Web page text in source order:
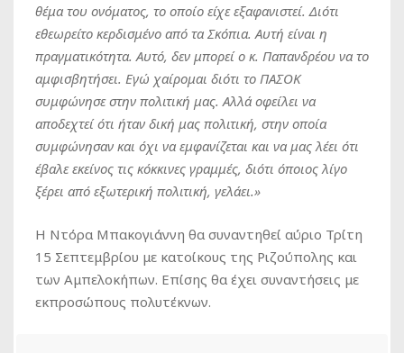
θέμα του ονόματος, το οποίο είχε εξαφανιστεί. Διότι
εθεωρείτο κερδισμένο από τα Σκόπια. Αυτή είναι η
πραγματικότητα. Αυτό, δεν μπορεί ο κ. Παπανδρέου να το
αμφισβητήσει. Εγώ χαίρομαι διότι το ΠΑΣΟΚ
συμφώνησε στην πολιτική μας. Αλλά οφείλει να
αποδεχτεί ότι ήταν δική μας πολιτική, στην οποία
συμφώνησαν και όχι να εμφανίζεται και να μας λέει ότι
έβαλε εκείνος τις κόκκινες γραμμές, διότι όποιος λίγο
ξέρει από εξωτερική πολιτική, γελάει.»
Η Ντόρα Μπακογιάννη θα συναντηθεί αύριο Τρίτη
15 Σεπτεμβρίου με κατοίκους της Ριζούπολης και
των Αμπελοκήπων. Επίσης θα έχει συναντήσεις με
εκπροσώπους πολυτέκνων.